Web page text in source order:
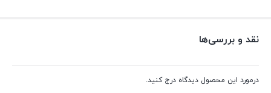
نقد و بررسی‌ها
درمورد این محصول دیدگاه درج کنید.